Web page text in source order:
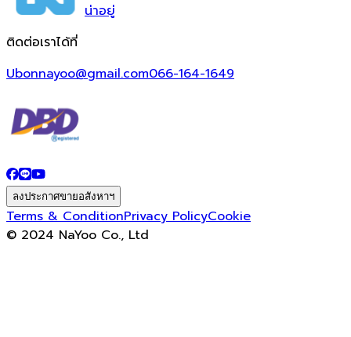
น่าอยู่
ติดต่อเราได้ที่
Ubonnayoo@gmail.com066-164-1649
ลงประกาศขายอสังหาฯ
Terms & ConditionPrivacy PolicyCookie
© 2024 NaYoo Co., Ltd